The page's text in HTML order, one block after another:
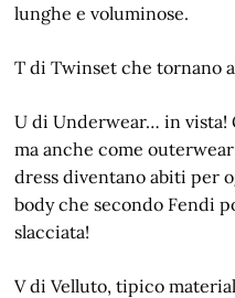
lunghe e voluminose.
T di Twinset che tornano
U di Underwear… in vista!
ma anche come
dress diventano abiti per
body che secondo Fendi
slacciata!
V di Velluto, tipico